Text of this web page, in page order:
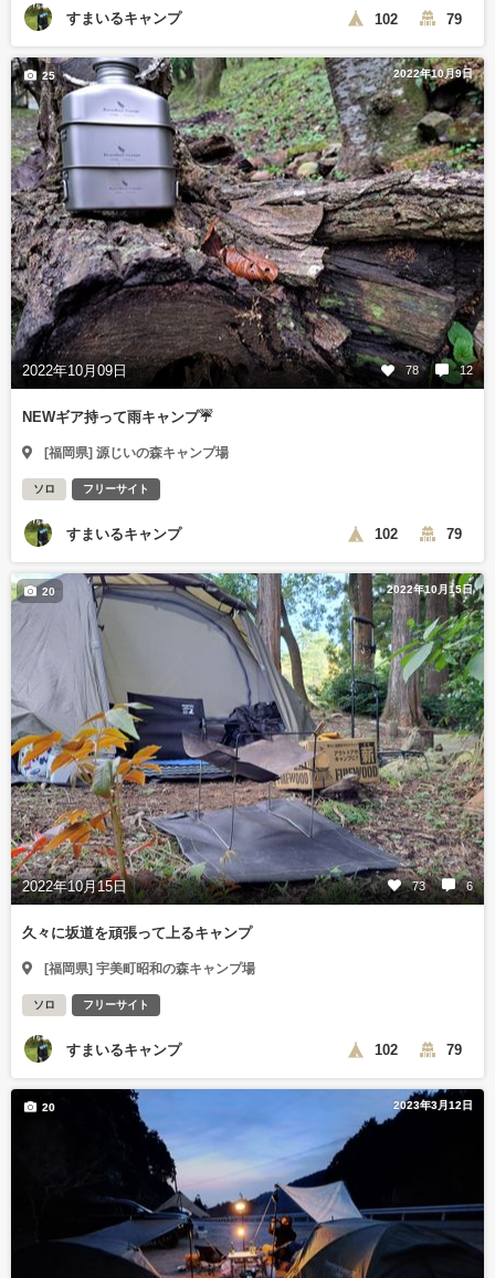
すまいるキャンプ 102 79
2022年10月9日
2022年10月09日 78 12
25
NEWギア持って雨キャンプ☔
[福岡県] 源じいの森キャンプ場
ソロ フリーサイト
すまいるキャンプ 102 79
2022年10月15日
2022年10月15日 73 6
20
久々に坂道を頑張って上るキャンプ
[福岡県] 宇美町昭和の森キャンプ場
ソロ フリーサイト
すまいるキャンプ 102 79
2023年3月12日
20